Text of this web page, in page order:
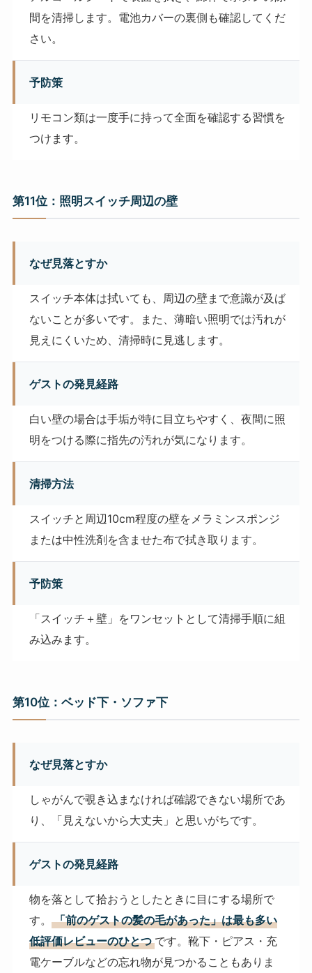
間を清掃します。電池カバーの裏側も確認してくだ
さい。
予防策
リモコン類は一度手に持って全面を確認する習慣を
つけます。
第11位：照明スイッチ周辺の壁
なぜ見落とすか
スイッチ本体は拭いても、周辺の壁まで意識が及ば
ないことが多いです。また、薄暗い照明では汚れが
見えにくいため、清掃時に見逃します。
ゲストの発見経路
白い壁の場合は手垢が特に目立ちやすく、夜間に照
明をつける際に指先の汚れが気になります。
清掃方法
スイッチと周辺10cm程度の壁をメラミンスポンジ
または中性洗剤を含ませた布で拭き取ります。
予防策
「スイッチ＋壁」をワンセットとして清掃手順に組
み込みます。
第10位：ベッド下・ソファ下
なぜ見落とすか
しゃがんで覗き込まなければ確認できない場所であ
り、「見えないから大丈夫」と思いがちです。
ゲストの発見経路
物を落として拾おうとしたときに目にする場所で
す。
「前のゲストの髪の毛があった」は最も多い
低評価レビューのひとつ です。靴下・ピアス・充
電ケーブルなどの忘れ物が見つかることもありま